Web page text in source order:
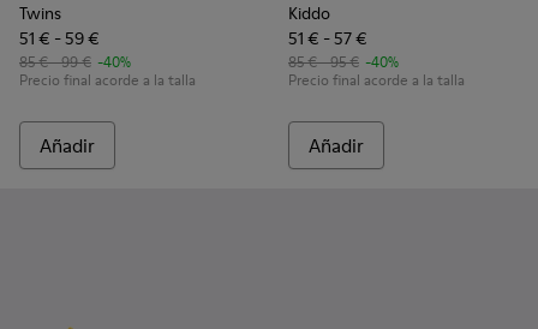
Twins
51 € - 59 €
85 € - 99 € -40%
Precio final acorde a la talla
Añadir
Kiddo
51 € - 57 €
85 € - 95 € -40%
Precio final acorde a la talla
Añadir